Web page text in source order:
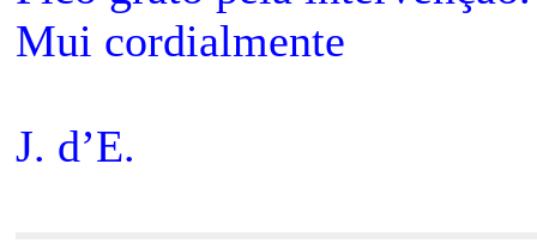
Mui cordialmente
J. d’E.